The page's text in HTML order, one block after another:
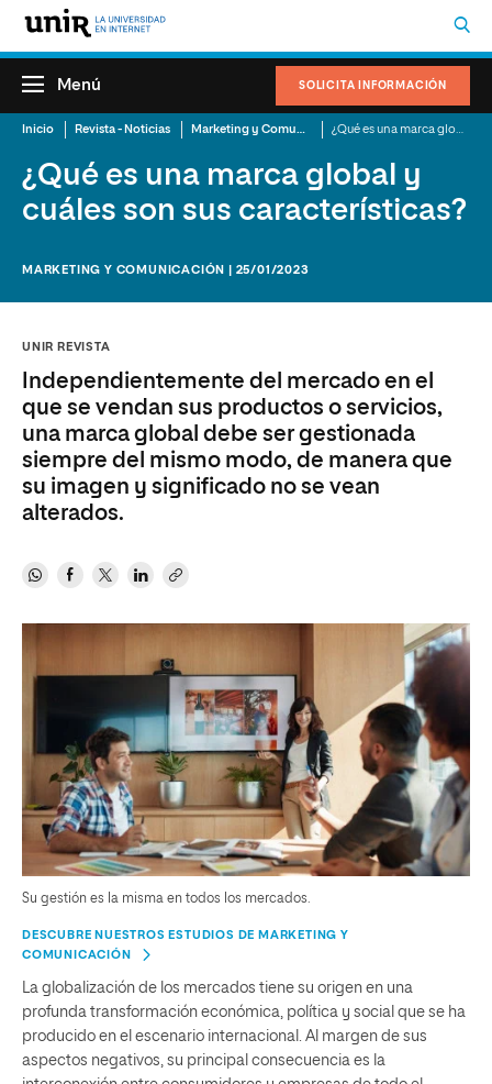
SOLICITA INFORMACIÓN
Menú
Inicio Revista - Noticias Marketing y Comunicación
¿Qué es una marca global y
cuáles son sus características?
MARKETING Y COMUNICACIÓN | 25/01/2023
UNIR REVISTA
Independientemente del mercado en el
que se vendan sus productos o servicios,
una marca global debe ser gestionada
siempre del mismo modo, de manera que
su imagen y significado no se vean
alterados.
Su gestión es la misma en todos los mercados.
DESCUBRE NUESTROS ESTUDIOS DE MARKETING Y
COMUNICACIÓN
La globalización de los mercados tiene su origen en una
profunda transformación económica, política y social que se ha
producido en el escenario internacional. Al margen de sus
aspectos negativos, su principal consecuencia es la